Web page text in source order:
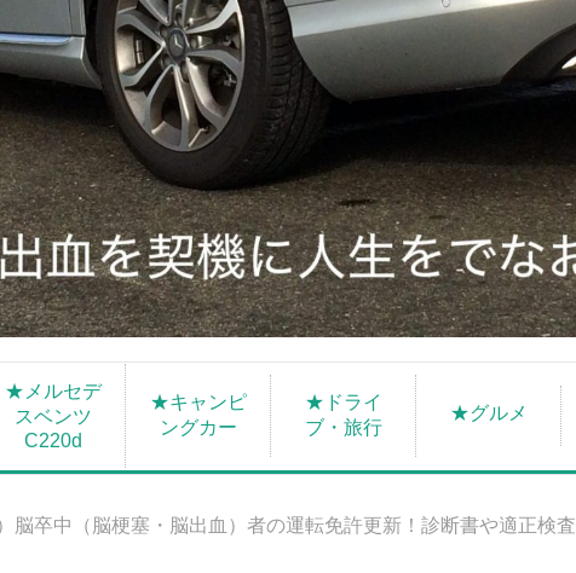
★メルセデ
スベンツ
C220d
★キャンピ
ングカー
★ドライ
ブ・旅行
★グルメ
）脳卒中（脳梗塞・脳出血）者の運転免許更新！診断書や適正検査